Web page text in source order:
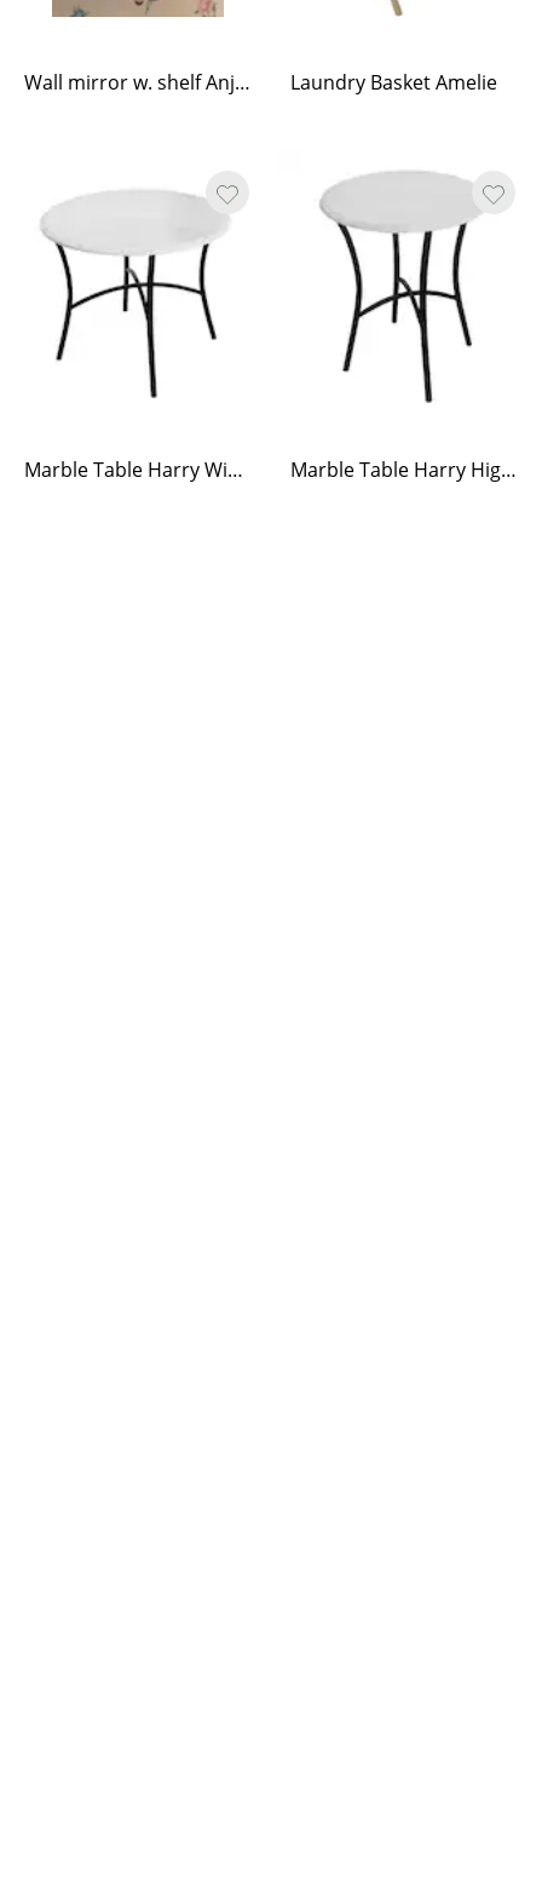
Wall mirror w. shelf Anja wood Laundry Basket Amelie
Marble Table Harry Wide White Marble Table Harry High White